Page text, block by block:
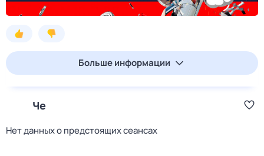
Больше информации
Че
Нет данных о предстоящих сеансах